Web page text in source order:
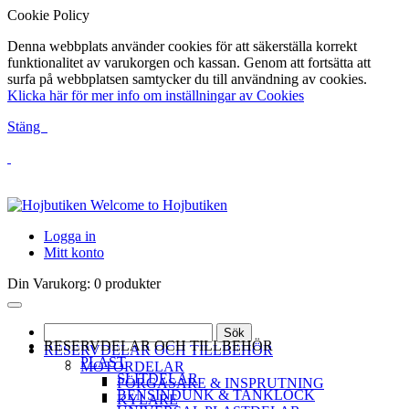
Cookie Policy
Denna webbplats använder cookies för att säkerställa korrekt
funktionalitet av varukorgen och kassan. Genom att fortsätta att
surfa på webbplatsen samtycker du till användning av cookies.
Klicka här för mer info om inställningar av Cookies
Stäng
Welcome to Hojbutiken
Logga in
Mitt konto
Din Varukorg: 0 produkter
Sök
RESERVDELAR OCH TILLBEHÖR
MOTORDELAR
FÖRGASARE & INSPRUTNING
KYLARE
RESERVDELAR OCH TILLBEHÖR
PLAST
SLITDELAR
BENSINDUNK & TANKLOCK